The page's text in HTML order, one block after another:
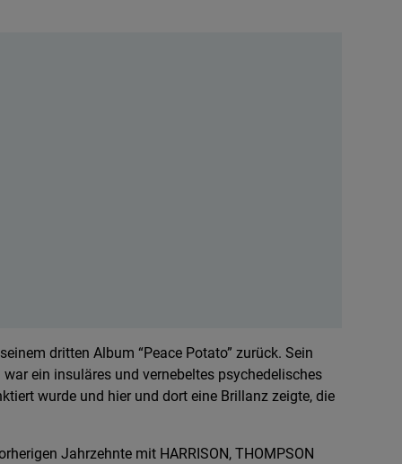
dritten Album “Peace Potato” zurück. Sein
ein insuläres und vernebeltes psychedelisches
wurde und hier und dort eine Brillanz zeigte, die
Jahrzehnte mit HARRISON, THOMPSON